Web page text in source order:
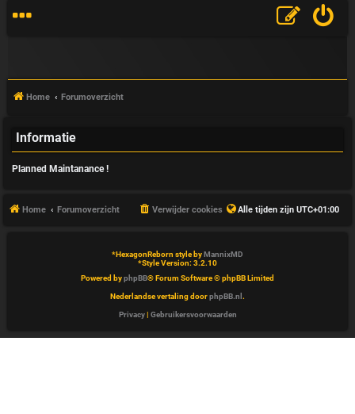
V
A
Home Forumoverzicht
Informatie
Planned Maintanance !
Home Forumoverzicht Alle tijden zijn UTC+01:00
Verwijder cookies
*HexagonReborn style byMannixMD
*Style Version: 3.2.10
Powered byphpBB® Forum Software © phpBB Limited
Nederlandse vertaling doorphpBB.nl .
Privacy| Gebruikersvoorwaarden